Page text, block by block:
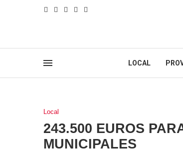
LOCAL
Local
243.500 EUROS
MUNICIPALES